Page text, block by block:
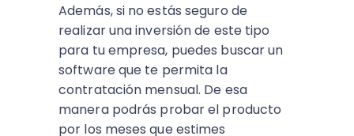
Además, si no estás seguro de
realizar una inversión de este tipo
para tu empresa, puedes buscar un
software que te permita la
contratación mensual. De esa
manera podrás probar el producto
por los meses que estimes